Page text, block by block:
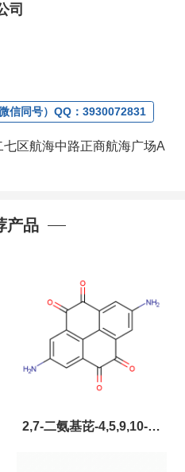
电
司
信同号）QQ：3930072831
区航海中路正商航海广场A
产品
2,7-二氨基芘-4,5,9,10-四